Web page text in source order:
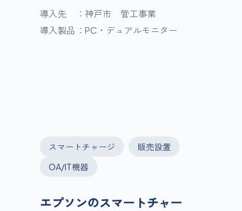
導入先
神戸市 管工事業
導入製品
PC・デュアルモニター
スマートチャージ
販売設置
OA/IT機器
エプソンのスマートチャー